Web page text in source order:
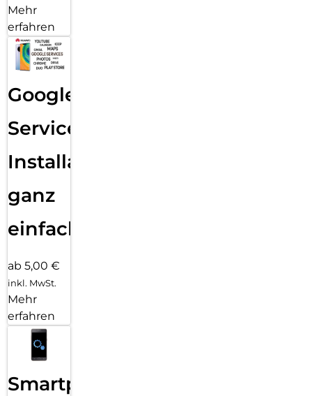
Mehr
erfahren
Google
Services
Installation
ganz
einfach
ab 5,00 €
inkl. MwSt.
Mehr
erfahren
Smartphone